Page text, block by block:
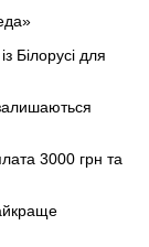
Білорусі для
3000 грн та